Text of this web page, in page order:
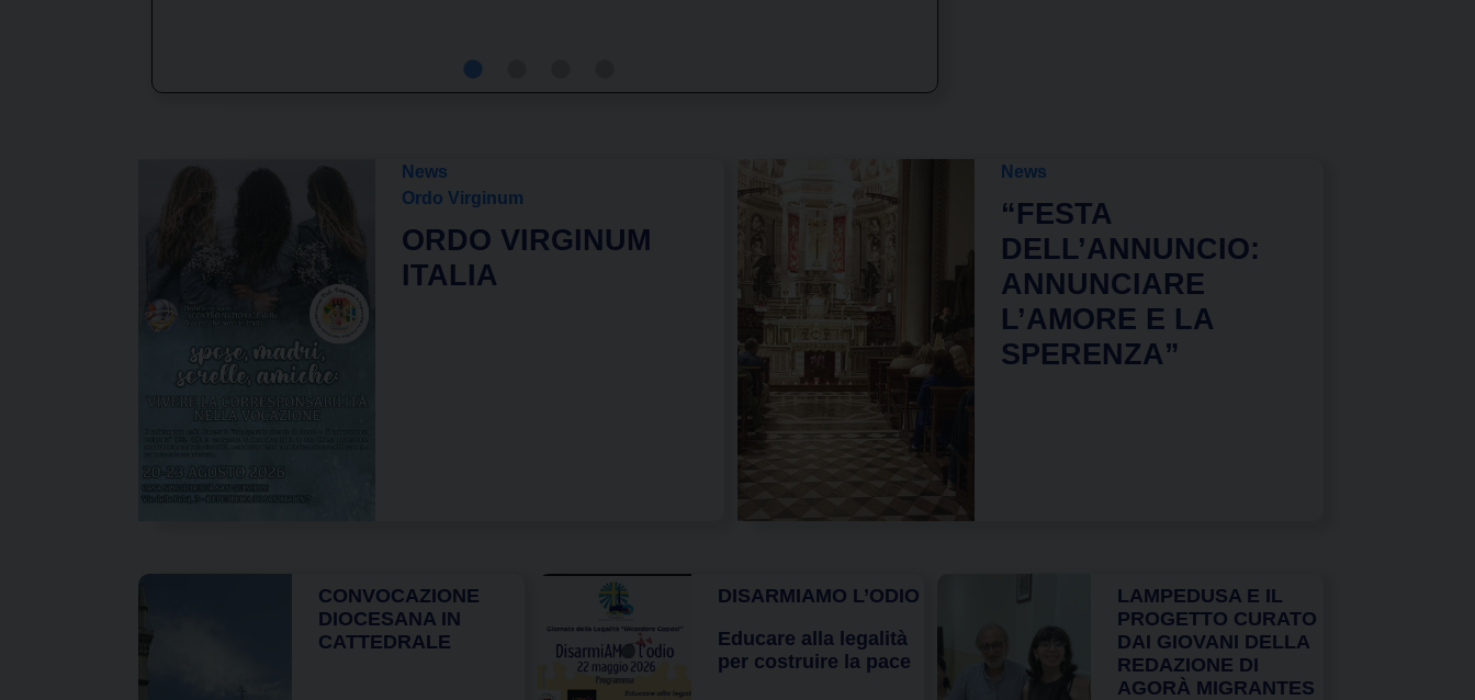
News
Ordo Virginum
ORDO VIRGINUM
ITALIA
News
“FESTA
DELL’ANNUNCIO:
ANNUNCIARE
L’AMORE E LA
SPERENZA”
CONVOCAZIONE
DIOCESANA IN
CATTEDRALE
DISARMIAMO L’ODIO
Educare alla legalità
per costruire la pace
LAMPEDUSA E IL
PROGETTO CURATO
DAI GIOVANI DELLA
REDAZIONE DI
AGORÀ MIGRANTES